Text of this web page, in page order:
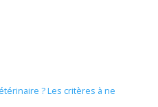
? Les critères à ne